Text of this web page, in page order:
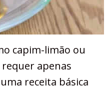
capim-limão ou
apenas
receita básica